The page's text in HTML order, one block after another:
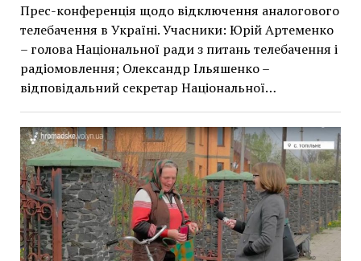
Прес-конференція щодо відключення аналогового
телебачення в Україні. Учасники: Юрій Артеменко
– голова Національної ради з питань телебачення і
радіомовлення; Олександр Ільяшенко –
відповідальний секретар Національної…